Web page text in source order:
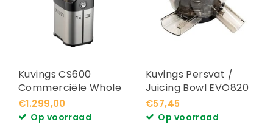
Kuvings CS600
Commerciële Whole
Slowjuicer
€1.299,00
Op voorraad
Kuvings Persvat /
Juicing Bowl EVO820
€57,45
Op voorraad